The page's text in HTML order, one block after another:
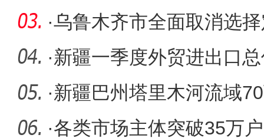
第二届踏
·乌鲁木齐市全面取消选
·新疆一季度外贸进出口
·新疆巴州塔里木河流域
物飞机防
·各类市场主体突破35万